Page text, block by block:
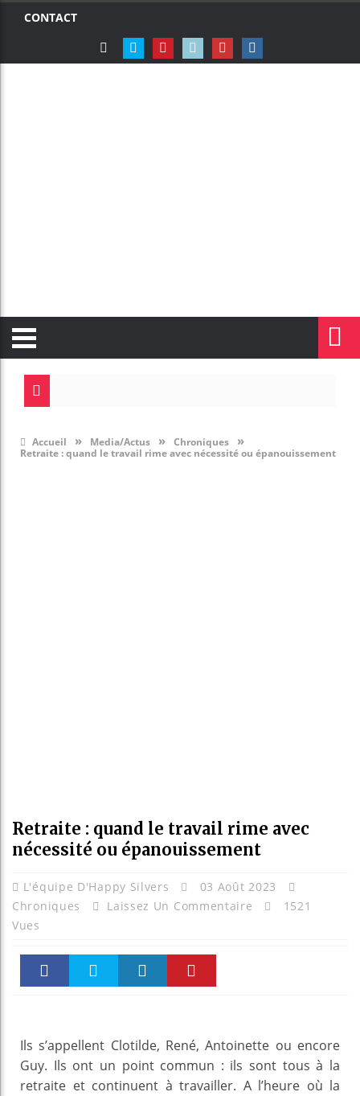
CONTACT
Accueil » Media/Actus » Chroniques »
Retraite : quand le travail rime avec nécessité ou épanouissement
Retraite : quand le travail rime avec
nécessité ou épanouissement
L'équipe D'Happy Silvers
03 Août 2023
Chroniques
Laissez Un Commentaire
1521
Vues
t
Ils s’appellent Clotilde, René, Antoinette ou encore
Guy. Ils ont un point commun : ils sont tous à la
retraite et continuent à travailler. A l’heure où la